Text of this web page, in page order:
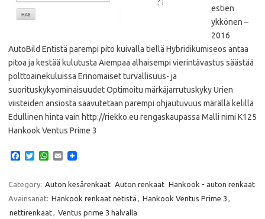
estien
ykkönen –
2016
AutoBild Entistä parempi pito kuivalla tiellä Hybridikumiseos antaa
pitoa ja kestää kulutusta Aiempaa alhaisempi vierintävastus säästää
polttoainekuluissa Erinomaiset turvallisuus- ja
suorituskykyominaisuudet Optimoitu märkäjarrutuskyky Urien
viisteiden ansiosta saavutetaan parempi ohjautuvuus märällä kelillä
Edullinen hinta vain http://riekko.eu rengaskaupassa Malli nimi K125
Hankook Ventus Prime 3
e
b
o
o
T
t
e
r
W
t
s
A
p
E
i
Category: Auton kesärenkaat Auton renkaat Hankook - auton renkaat
Avainsanat: Hankook renkaat netistä Hankook Ventus Prime 3
nettirenkaat
Ventus prime 3 halvalla